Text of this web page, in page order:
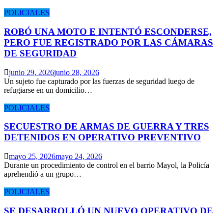
POLICIALES
ROBÓ UNA MOTO E INTENTÓ ESCONDERSE,
PERO FUE REGISTRADO POR LAS CÁMARAS
DE SEGURIDAD
junio 29, 2026junio 28, 2026
Un sujeto fue capturado por las fuerzas de seguridad luego de
refugiarse en un domicilio…
POLICIALES
SECUESTRO DE ARMAS DE GUERRA Y TRES
DETENIDOS EN OPERATIVO PREVENTIVO
mayo 25, 2026mayo 24, 2026
Durante un procedimiento de control en el barrio Mayol, la Policía
aprehendió a un grupo…
POLICIALES
SE DESARROLLÓ UN NUEVO OPERATIVO DE